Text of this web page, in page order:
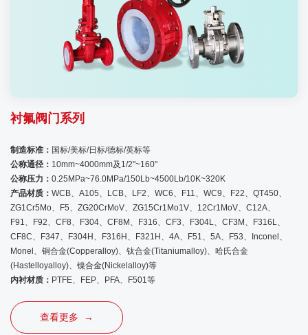
衬氟阀门系列
制造标准： 国标/美标/日标/德标/英标等
公称通径： 10mm~4000mm及1/2"~160"
公称压力： 0.25MPa~76.0MPa/150Lb~4500Lb/10K~320K
产品材质： WCB、A105、LCB、LF2、WC6、F11、WC9、F22、QT450、
ZG1Cr5Mo、F5、ZG20CrMoV、ZG15Cr1Mo1V、12Cr1MoV、C12A、
F91、F92、CF8、F304、CF8M、F316、CF3、F304L、CF3M、F316L、
CF8C、F347、F304H、F316H、F321H、4A、F51、5A、F53、Inconel、
Monel、铜合金(Copperalloy)、钛合金(Titaniumalloy)、哈氏合金
(Hastelloyalloy)、镍合金(Nickelalloy)等
内衬材质： PTFE、FEP、PFA、F501等
查看更多 →